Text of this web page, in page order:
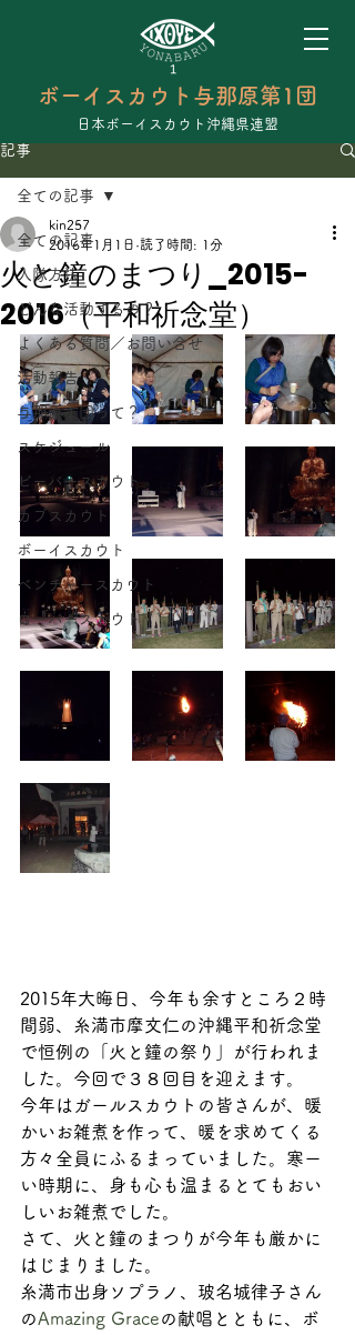
ボーイスカウト与那原第1団
日本ボーイスカウト沖縄県連盟
記事
全ての記事
入隊方法
どんな活動するの？
よくある質問／お問い合せ
活動報告
与那原１団って？
スケジュール
ビーバースカウト
カブスカウト
ボーイスカウト
ベンチャースカウト
ローバースカウト
全ての記事
火と鐘のまつり_2015-
2016（平和祈念堂）
kin257
2016年1月1日 読了時間: 1分
2015年大晦日、今年も余すところ２時
間弱、糸満市摩文仁の沖縄平和祈念堂
で恒例の「火と鐘の祭り」が行われま
した。今回で３８回目を迎えます。
今年はガールスカウトの皆さんが、暖
かいお雑煮を作って、暖を求めてくる
方々全員にふるまっていました。寒ー
い時期に、身も心も温まるとてもおい
しいお雑煮でした。
さて、火と鐘のまつりが今年も厳かに
はじまりました。
糸満市出身ソプラノ、玻名城律子さん
のAmazing Graceの献唱とともに、ボ